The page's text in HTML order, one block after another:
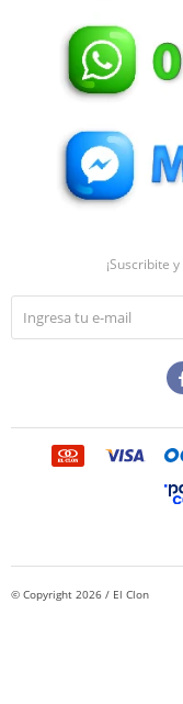
¡Suscribite
© Copyright 2026 / El Clon